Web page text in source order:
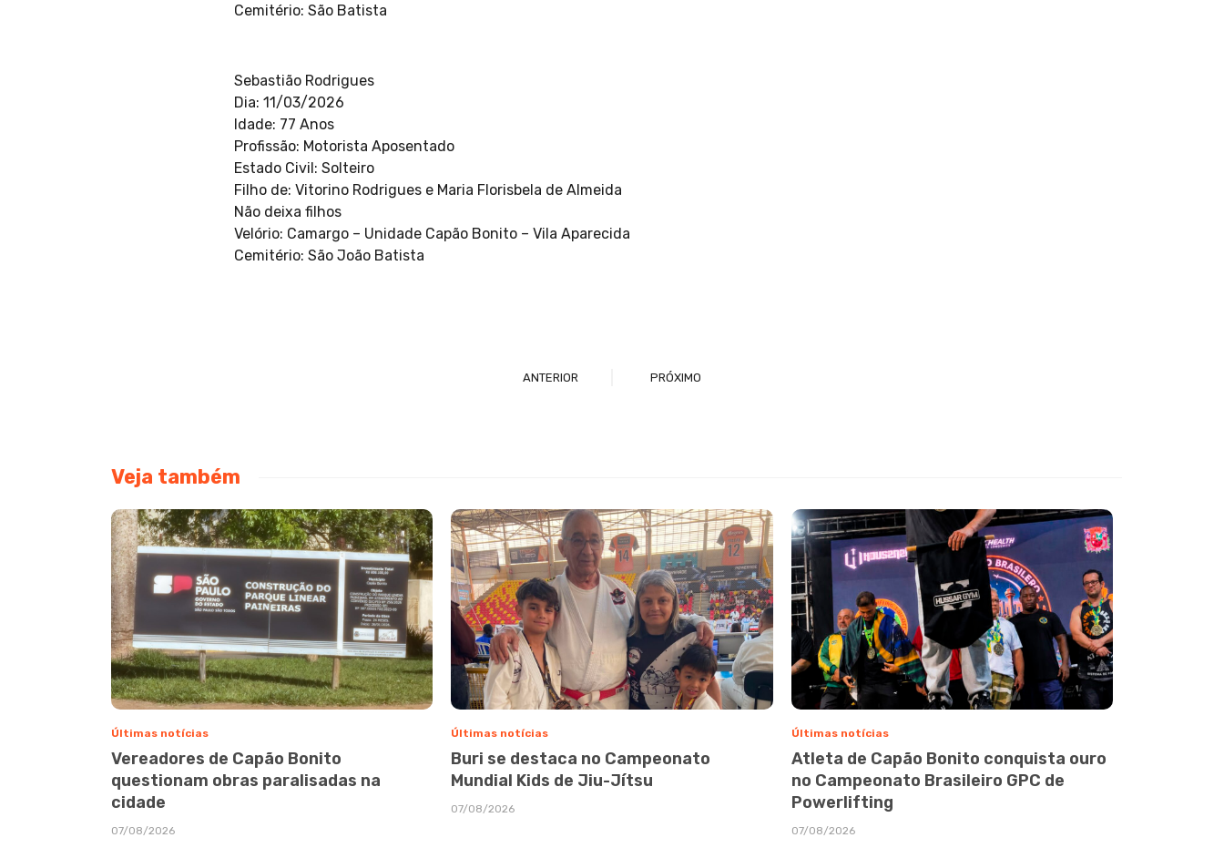
Cemitério: São Batista
Sebastião Rodrigues
Dia: 11/03/2026
Idade: 77 Anos
Profissão: Motorista Aposentado
Estado Civil: Solteiro
Filho de: Vitorino Rodrigues e Maria Florisbela de Almeida
Não deixa filhos
Velório: Camargo – Unidade Capão Bonito – Vila Aparecida
Cemitério: São João Batista
ANTERIOR PRÓXIMO
Veja também
Últimas notícias
Vereadores de Capão Bonito
questionam obras paralisadas na
cidade
07/08/2026
Últimas notícias
Buri se destaca no Campeonato
Mundial Kids de Jiu-Jítsu
07/08/2026
Últimas notícias
Atleta de Capão Bonito conquista ouro
no Campeonato Brasileiro GPC de
Powerlifting
07/08/2026